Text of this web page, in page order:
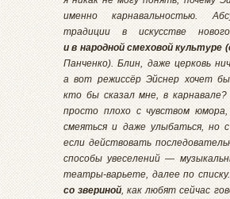
именно карнавальностью.
традиции в искусстве
и в народной смеховой
Панченко). Блин, даже церковь
а вот режиссёр Эйснер хочет
кто бы сказал мне, в
просто плохо с чувством
смеяться и даже улыбаться, но
если действовать
способы увеселений —
театры-варьете, далее по
со звериной, как любят сейчас